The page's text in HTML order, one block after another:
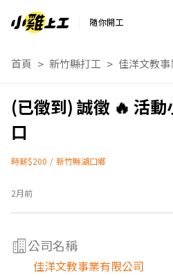
隨你開工
首頁 新竹縣打工 佳洋文教
誠徵 🔥 活動
口
時薪$200 / 新竹縣湖口鄉
2月前
公司名稱
佳洋文教事業有限公司